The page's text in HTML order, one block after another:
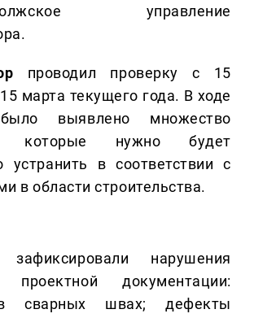
управление
проводил проверку с 15
марта текущего года. В ходе
выявлено множество
которые нужно будет
устранить в соответствии с
в области строительства.
зафиксировали нарушения
проектной документации:
сварных швах; дефекты